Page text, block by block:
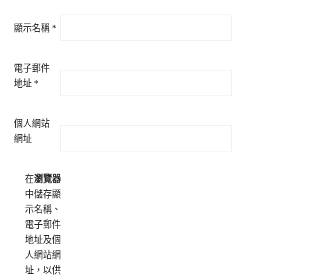
顯示名稱 *
電子郵件
地址 *
個人網站
網址
在瀏覽器
中儲存顯
示名稱、
電子郵件
地址及個
人網站網
址，以供